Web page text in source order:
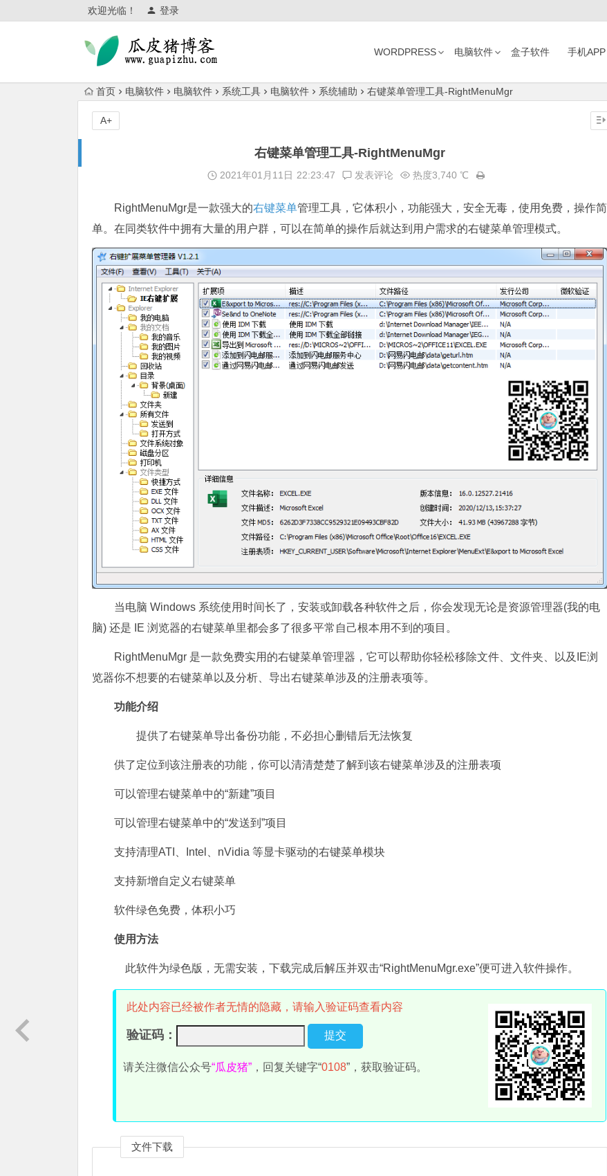
欢迎光临！ 登录
WORDPRESS 电脑软件 盒子软件 手机APP
首页 电脑软件 电脑软件 系统工具 电脑软件 系统辅助 右键菜单管理工具-RightMenuMgr
右键菜单管理工具-RightMenuMgr
2021年01月11日 22:23:47 发表评论 热度3,740 ℃
RightMenuMgr是一款强大的右键菜单管理工具，它体积小，功能强大，安全无毒，使用免费，操作简
单。在同类软件中拥有大量的用户群，可以在简单的操作后就达到用户需求的右键菜单管理模式。
当电脑 Windows 系统使用时间长了，安装或卸载各种软件之后，你会发现无论是资源管理器(我的电
脑) 还是 IE 浏览器的右键菜单里都会多了很多平常自己根本用不到的项目。
RightMenuMgr 是一款免费实用的右键菜单管理器，它可以帮助你轻松移除文件、文件夹、以及IE浏
览器你不想要的右键菜单以及分析、导出右键菜单涉及的注册表项等。
功能介绍
提供了右键菜单导出备份功能，不必担心删错后无法恢复
供了定位到该注册表的功能，你可以清清楚楚了解到该右键菜单涉及的注册表项
可以管理右键菜单中的“新建”项目
可以管理右键菜单中的“发送到”项目
支持清理ATI、Intel、nVidia 等显卡驱动的右键菜单模块
支持新增自定义右键菜单
软件绿色免费，体积小巧
使用方法
此软件为绿色版，无需安装，下载完成后解压并双击“RightMenuMgr.exe”便可进入软件操作。
此处内容已经被作者无情的隐藏，请输入验证码查看内容
验证码：
请关注微信公众号“瓜皮猪” ，回复关键字“0108”，获取验证码。
文件下载
A+